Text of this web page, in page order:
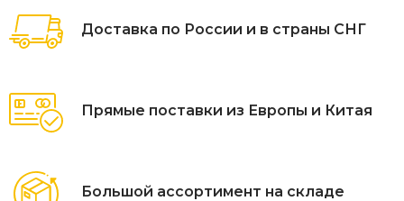
Доставка по России и в страны СНГ
Прямые поставки из Европы и Китая
Большой ассортимент на складе